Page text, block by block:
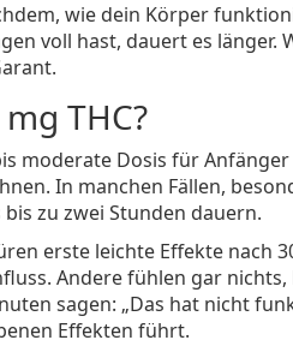
wie dein Körper
voll hast, dauert es länger.
THC?
moderate Dosis für
In manchen Fällen,
zu zwei Stunden dauern.
erste leichte Effekte nach
Andere fühlen gar
sagen: „Das hat nicht
Effekten führt.